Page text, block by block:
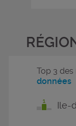
Top 3 des
données
Ile-